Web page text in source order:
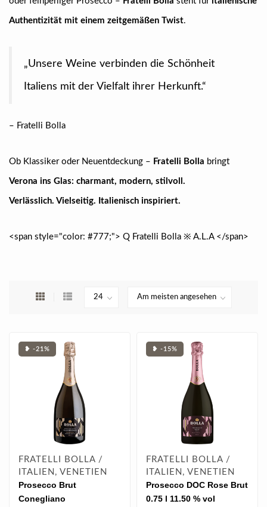
Authentizität mit einem zeitgemäßen Twist.
„Unsere Weine verbinden die Schönheit
Italiens mit der Vielfalt ihrer Herkunft.“
– Fratelli Bolla
Ob Klassiker oder Neuentdeckung – Fratelli Bolla bringt
Verona ins Glas: charmant, modern, stilvoll.
Verlässlich. Vielseitig. Italienisch inspiriert.
<span style="color: #777;"> Q Fratelli Bolla ※ A.L.A </span>
❥ -21%
FRATELLI BOLLA /
ITALIEN, VENETIEN
Prosecco Brut
Conegliano
❥ -15%
FRATELLI BOLLA /
ITALIEN, VENETIEN
Prosecco DOC Rose Brut
0.75 l 11.50 % vol